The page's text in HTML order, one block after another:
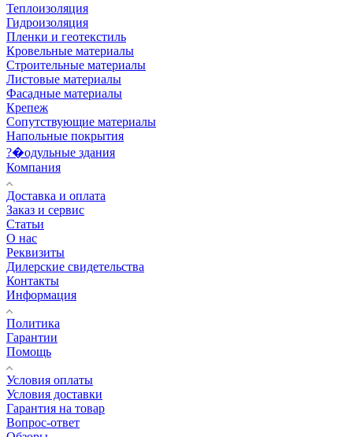
Теплоизоляция
Гидроизоляция
Пленки и геотекстиль
Кровельные материалы
Строительные материалы
Листовые материалы
Фасадные материалы
Крепеж
Сопутствующие материалы
Напольные покрытия
?�одульные здания
Компания
Доставка и оплата
Заказ и сервис
Статьи
О нас
Реквизиты
Дилерские свидетельства
Контакты
Информация
Политика
Гарантии
Помощь
Условия оплаты
Условия доставки
Гарантия на товар
Вопрос-ответ